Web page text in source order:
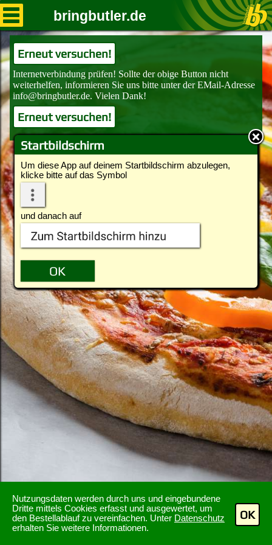
Nutzungsdaten werden durch uns und eingebundene
Dritte mittels Cookies erfasst und ausgewertet, um
den Bestellablauf zu vereinfachen. Unter Datenschutz
erhalten Sie weitere Informationen.
OK
Startbildschirm
Um diese App auf deinem Startbildschirm abzulegen,
klicke bitte auf das Symbol
und danach auf
bringbutler.de
Erneut versuchen!
Erneut versuchen!